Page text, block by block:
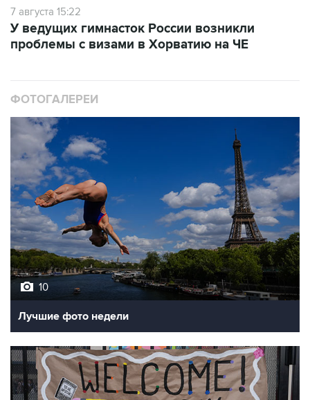
проблемы с визами в Хорватию на ЧЕ
10
Лучшие фото недели